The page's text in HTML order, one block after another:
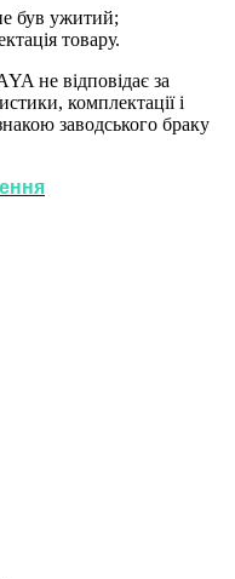
був ужитий;
товару.
не відповідає за
комплектації і
заводського браку